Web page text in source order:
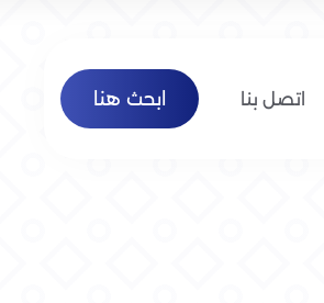
اتصل بنا ابحث هنا